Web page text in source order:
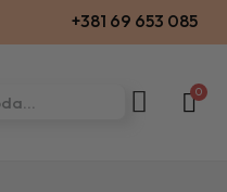
+381 69 653 085